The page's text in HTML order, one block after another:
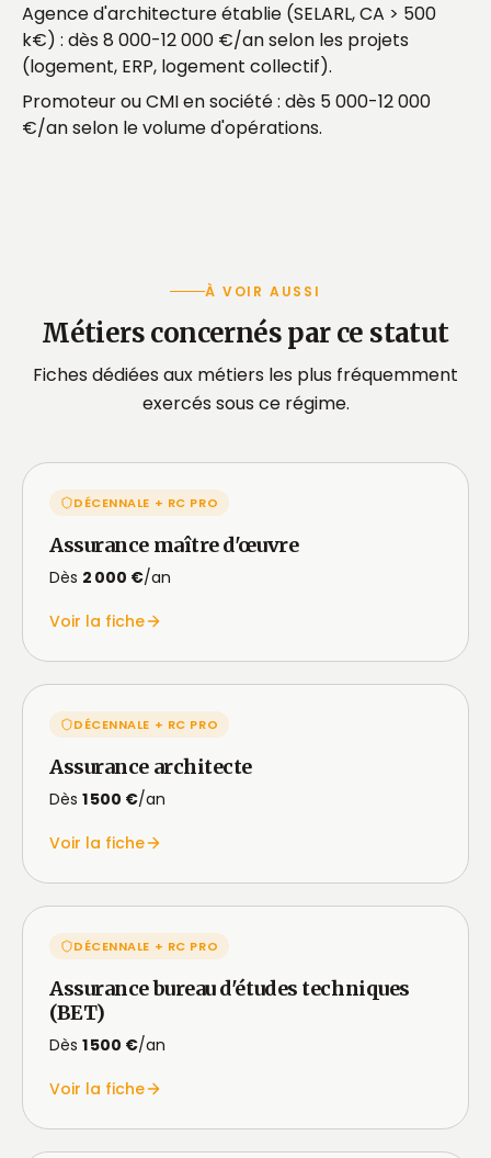
Agence d'architecture établie (SELARL, CA > 500
k€) : dès 8 000-12 000 €/an selon les projets
(logement, ERP, logement collectif).
Promoteur ou CMI en société : dès 5 000-12 000
€/an selon le volume d'opérations.
À VOIR AUSSI
Métiers concernés par ce statut
Fiches dédiées aux métiers les plus fréquemment
exercés sous ce régime.
DÉCENNALE + RC PRO
Assurance maître d'œuvre
Dès 2 000 €/an
Voir la fiche
DÉCENNALE + RC PRO
Assurance architecte
Dès 1 500 €/an
Voir la fiche
DÉCENNALE + RC PRO
Assurance bureau d'études techniques
(BET)
Dès 1 500 €/an
Voir la fiche